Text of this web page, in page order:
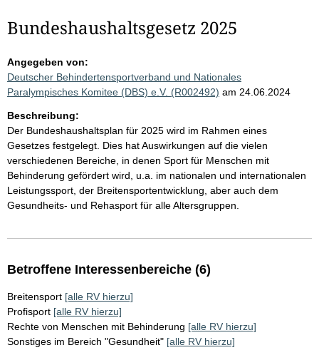
Bundeshaushaltsgesetz 2025
Angegeben von:
Deutscher Behindertensportverband und Nationales
Paralympisches Komitee (DBS) e.V. (R002492) am 24.06.2024
Beschreibung:
Der Bundeshaushaltsplan für 2025 wird im Rahmen eines
Gesetzes festgelegt. Dies hat Auswirkungen auf die vielen
verschiedenen Bereiche, in denen Sport für Menschen mit
Behinderung gefördert wird, u.a. im nationalen und internationalen
Leistungssport, der Breitensportentwicklung, aber auch dem
Gesundheits- und Rehasport für alle Altersgruppen.
Betroffene Interessenbereiche (6)
Breitensport [alle RV hierzu]
Profisport [alle RV hierzu]
Rechte von Menschen mit Behinderung [alle RV hierzu]
Sonstiges im Bereich "Gesundheit" [alle RV hierzu]